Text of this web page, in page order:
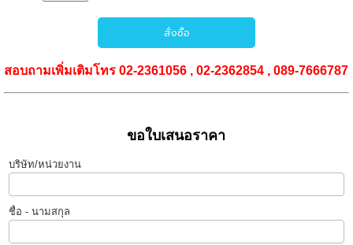
สอบถามเพิ่มเติมโทร 02-2361056 , 02-2362854 , 089-7666787
ขอใบเสนอราคา
บริษัท/หน่วยงาน
ชื่อ - นามสกุล